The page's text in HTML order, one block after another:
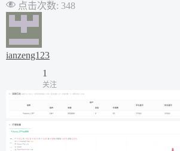
点击次数: 348
ianzeng123
1
关注